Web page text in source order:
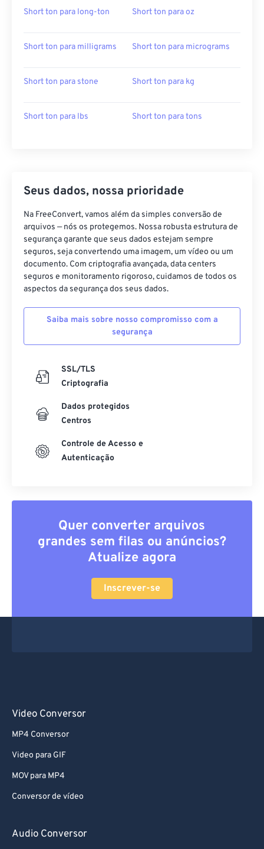
Short ton para long-ton Short ton para oz
Short ton para milligrams Short ton para micrograms
Short ton para stone Short ton para kg
Short ton para lbs Short ton para tons
Seus dados, nossa prioridade
Na FreeConvert, vamos além da simples conversão de
arquivos — nós os protegemos. Nossa robusta estrutura de
segurança garante que seus dados estejam sempre
seguros, seja convertendo uma imagem, um vídeo ou um
documento. Com criptografia avançada, data centers
seguros e monitoramento rigoroso, cuidamos de todos os
aspectos da segurança dos seus dados.
Saiba mais sobre nosso compromisso com a
segurança
SSL/TLS
Criptografia
Dados protegidos
Centros
Controle de Acesso e
Autenticação
Quer converter arquivos
grandes sem filas ou anúncios?
Atualize agora
Inscrever-se
Video Conversor
MP4 Conversor
Video para GIF
MOV para MP4
Conversor de vídeo
Audio Conversor